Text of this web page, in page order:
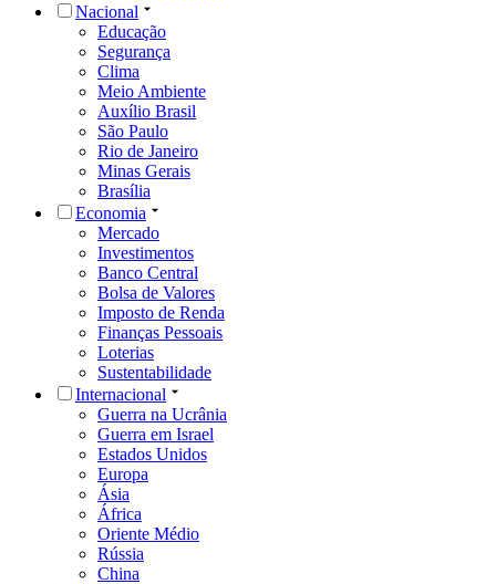
Nacional
Educação
Segurança
Clima
Meio Ambiente
Auxílio Brasil
São Paulo
Rio de Janeiro
Minas Gerais
Brasília
Economia
Mercado
Investimentos
Banco Central
Bolsa de Valores
Imposto de Renda
Finanças Pessoais
Loterias
Sustentabilidade
Internacional
Guerra na Ucrânia
Guerra em Israel
Estados Unidos
Europa
Ásia
África
Oriente Médio
Rússia
China